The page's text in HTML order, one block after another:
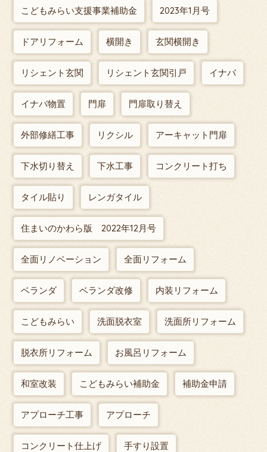
こどもみらい支援事業補助金 2023年1月号
ドアリフォーム 横開き 玄関横開き
リシェント玄関 リシェント玄関引戸 イナバ
イナバ物置 門扉 門扉取り替え
外部修繕工事 リクシル アーキャット門扉
下水切り替え 下水工事 コンクリート打ち
タイル貼り レンガタイル
住まいのかわら版 2022年12月号
全面リノベーション 全面リフォーム
ベランダ ベランダ改修 内装リフォーム
こどもみらい 洗面脱衣室 洗面所リフォーム
脱衣所リフォーム お風呂リフォーム
和室改装 こどもみらい補助金 補助金申請
アプローチ工事 アプローチ
コンクリート仕上げ 手すり設置